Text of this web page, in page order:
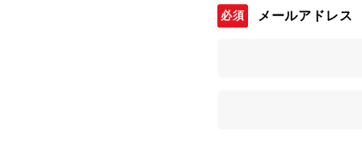
メールアドレス